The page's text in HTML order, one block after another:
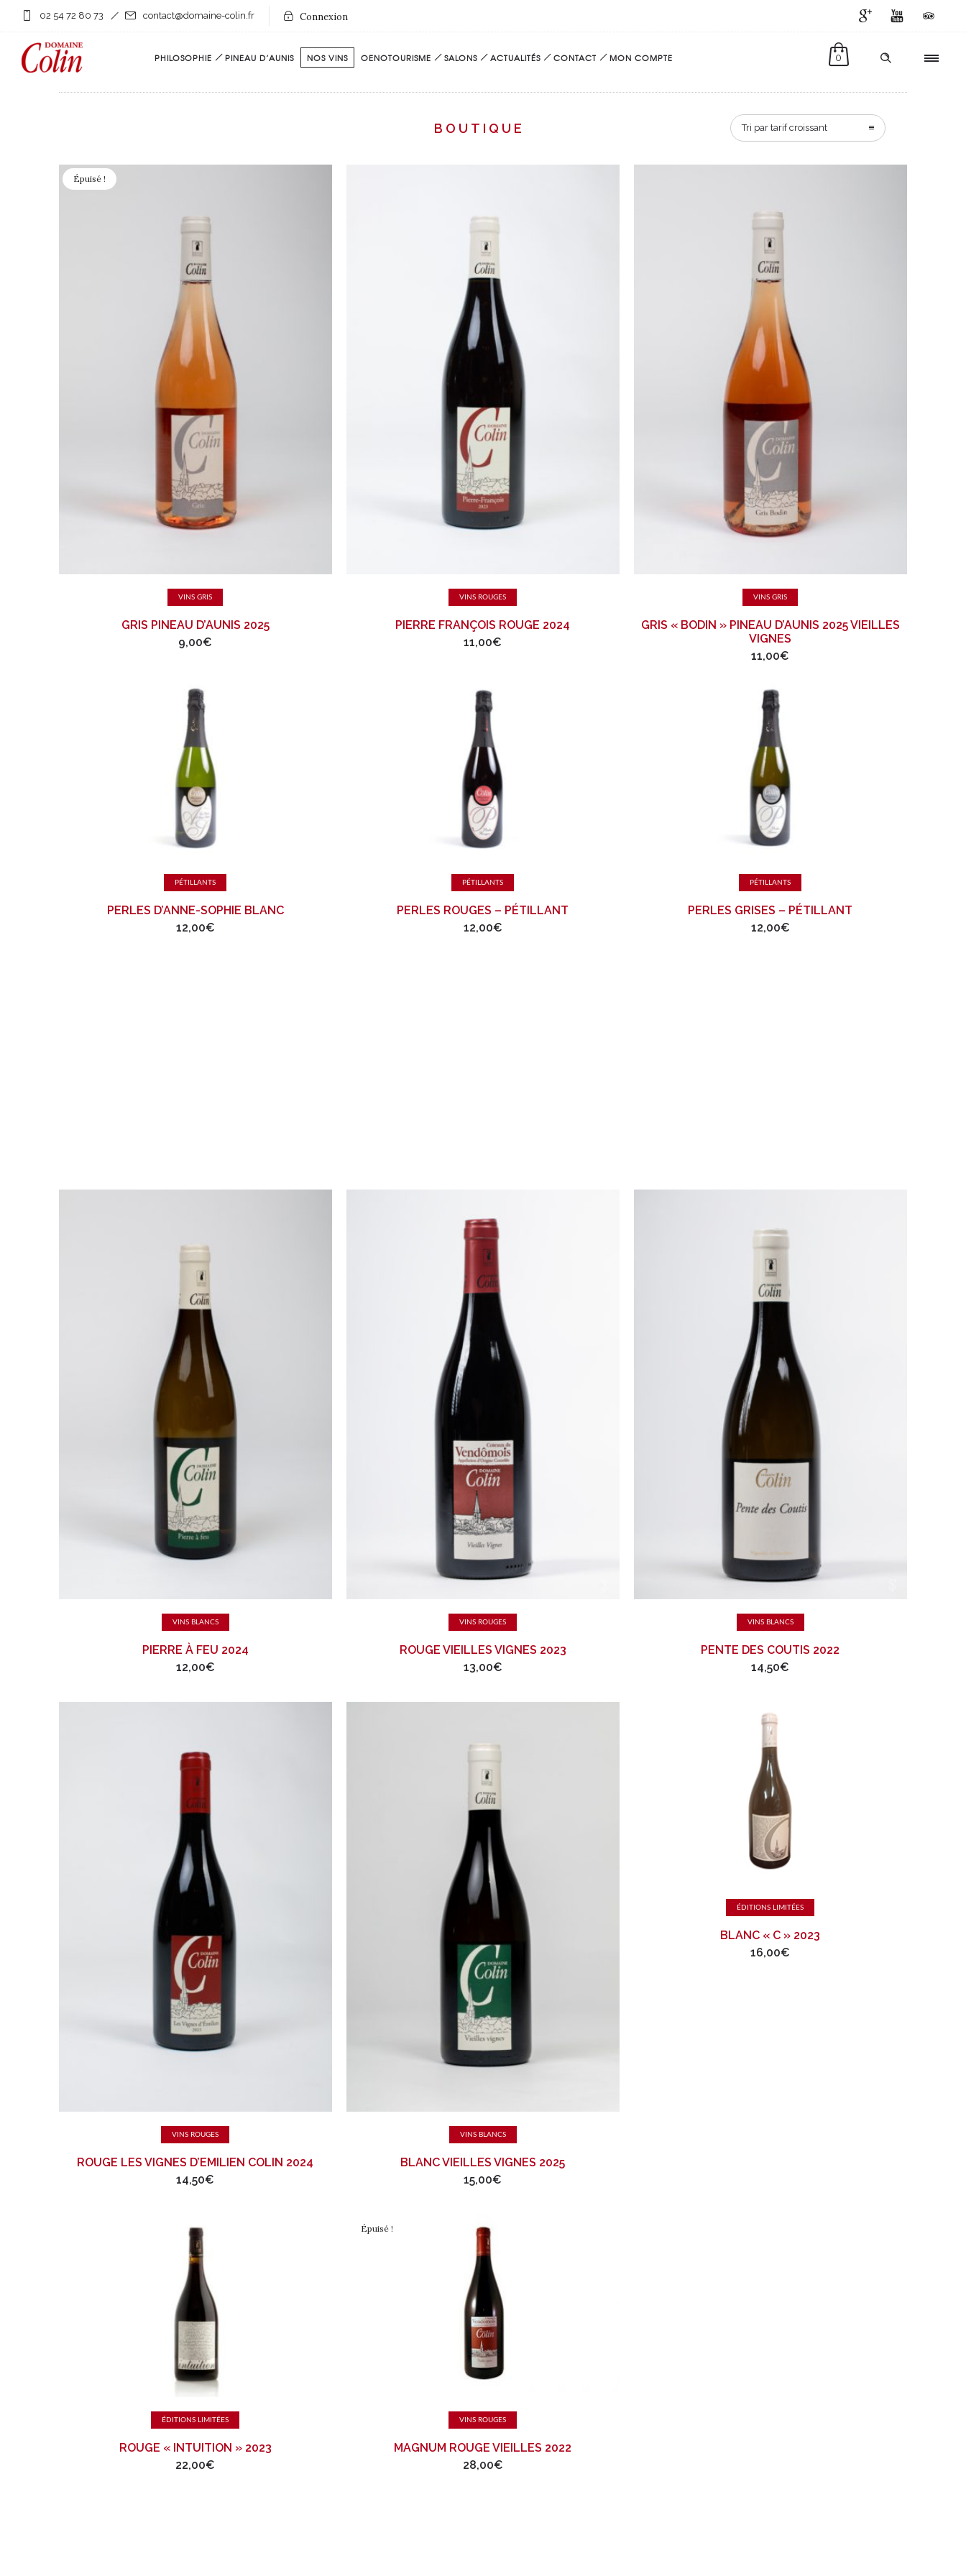
02 54 72 80 73 contact@domaine-colin.fr Connexion
0
PHILOSOPHIE PINEAU D’AUNIS NOS VINS OENOTOURISME SALONS ACTUALITÉS CONTACT MON COMPTE
Filter by: Categories
BOUTIQUE Tri par tarif croissant
Lire la suite
Épuisé !
VINS GRIS
GRIS PINEAU D’AUNIS 2025
9,00€
Ajouter au panier
VINS ROUGES
PIERRE FRANÇOIS ROUGE 2024
11,00€
Ajouter au panier
VINS GRIS
GRIS « BODIN » PINEAU D’AUNIS 2025 VIEILLES
VIGNES
11,00€
Ajouter au panier
PÉTILLANTS
PERLES D’ANNE-SOPHIE BLANC
12,00€
Ajouter au panier
PÉTILLANTS
PERLES ROUGES – PÉTILLANT
12,00€
Ajouter au panier
PÉTILLANTS
PERLES GRISES – PÉTILLANT
12,00€
Ajouter au panier
VINS BLANCS
PIERRE À FEU 2024
12,00€
Ajouter au panier
VINS ROUGES
ROUGE VIEILLES VIGNES 2023
13,00€
Ajouter au panier
VINS BLANCS
PENTE DES COUTIS 2022
14,50€
Ajouter au panier
VINS ROUGES
ROUGE LES VIGNES D’EMILIEN COLIN 2024
14,50€
Ajouter au panier
VINS BLANCS
BLANC VIEILLES VIGNES 2025
15,00€
Ajouter au panier
ÉDITIONS LIMITÉES
BLANC « C » 2023
16,00€
Ajouter au panier
ÉDITIONS LIMITÉES
ROUGE « INTUITION » 2023
22,00€
Lire la suite
Épuisé !
VINS ROUGES
MAGNUM ROUGE VIEILLES 2022
28,00€